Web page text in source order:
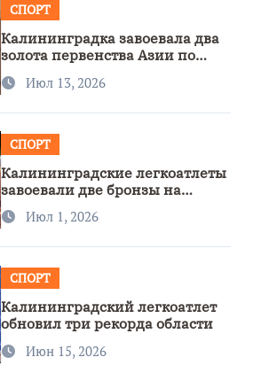
СПОРТ
Калининградка завоевала два
золота первенства Азии по
метанию ножа
Июл 13, 2026
СПОРТ
Калининградские легкоатлеты
завоевали две бронзы на
первенстве России
Июл 1, 2026
СПОРТ
Калининградский легкоатлет
обновил три рекорда области
Июн 15, 2026